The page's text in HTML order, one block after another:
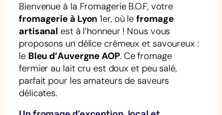
Bienvenue à la Fromagerie B.O.F, votre
fromagerie à Lyon 1er, où lefromage
artisanal est à l’honneur ! Nous vous
proposons un délice crémeux et savoureux :
le Bleu d’Auvergne AOP. Ce fromage
fermier au lait cru est doux et peu salé,
parfait pour les amateurs de saveurs
délicates.